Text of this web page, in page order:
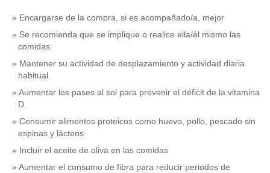
Encargarse de la compra, si es acompañado/a, mejor
Se recomienda que se implique o realice ella/él mismo las
comidas
Mantener su actividad de desplazamiento y actividad diaria
habitual.
Aumentar los pases al sol para prevenir el déficit de la vitamina
D.
Consumir alimentos proteicos como huevo, pollo, pescado sin
espinas y lácteos
Incluir el aceite de oliva en las comidas
Aumentar el consumo de fibra para reducir periodos de